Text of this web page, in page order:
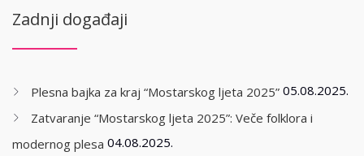
Zadnji događaji
Plesna bajka za kraj “Mostarskog ljeta 2025” 05.08.2025.
Zatvaranje “Mostarskog ljeta 2025”: Veče folklora i
modernog plesa 04.08.2025.